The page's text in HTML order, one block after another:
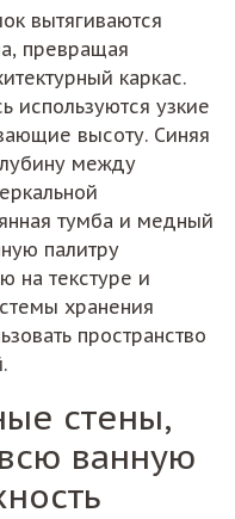
вытягиваются
превращая
каркас.
используются узкие
высоту. Синяя
между
тумба и медный
палитру
на текстуре и
хранения
пространство
стены,
ванную